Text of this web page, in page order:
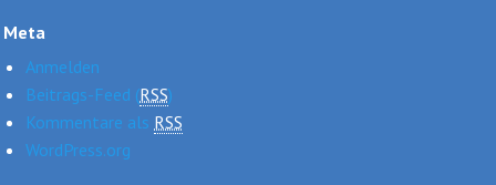
Meta
Anmelden
Beitrags-Feed (RSS)
Kommentare als RSS
WordPress.org